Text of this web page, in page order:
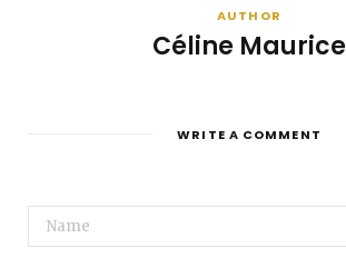
AUTHOR
Céline Maurice
WRITE A COMMENT